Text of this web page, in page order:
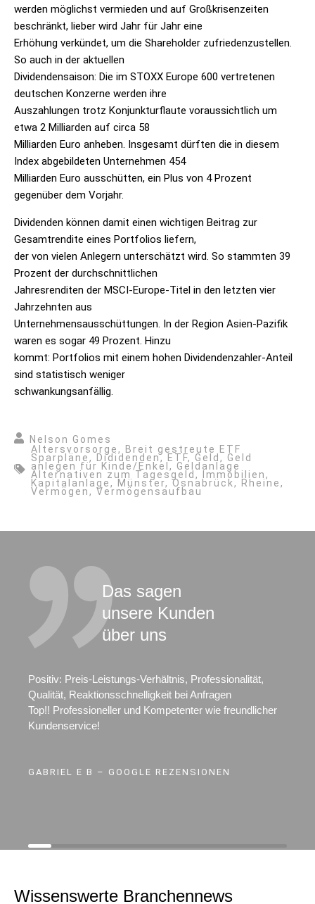
werden möglichst vermieden und auf Großkrisenzeiten
beschränkt, lieber wird Jahr für Jahr eine
Erhöhung verkündet, um die Shareholder zufriedenzustellen.
So auch in der aktuellen
Dividendensaison: Die im STOXX Europe 600 vertretenen
deutschen Konzerne werden ihre
Auszahlungen trotz Konjunkturflaute voraussichtlich um
etwa 2 Milliarden auf circa 58
Milliarden Euro anheben. Insgesamt dürften die in diesem
Index abgebildeten Unternehmen 454
Milliarden Euro ausschütten, ein Plus von 4 Prozent
gegenüber dem Vorjahr.
Dividenden können damit einen wichtigen Beitrag zur
Gesamtrendite eines Portfolios liefern,
der von vielen Anlegern unterschätzt wird. So stammten 39
Prozent der durchschnittlichen
Jahresrenditen der MSCI-Europe-Titel in den letzten vier
Jahrzehnten aus
Unternehmensausschüttungen. In der Region Asien-Pazifik
waren es sogar 49 Prozent. Hinzu
kommt: Portfolios mit einem hohen Dividendenzahler-Anteil
sind statistisch weniger
schwankungsanfällig.
Nelson Gomes
Altersvorsorge , Breit gestreute ETF
Sparpläne , Dididenden, ETF, Geld , Geld
anlegen für Kinde/Enkel , Geldanlage
Alternativen zum Tagesgeld , Immobilien ,
Kapitalanlage , Münster,Osnabrück , Rheine ,
Vermögen , Vermögensaufbau
Das sagen
unsere Kunden
über uns
Positiv: Preis-Leistungs-Verhältnis, Professionalität,
Qualität, Reaktionsschnelligkeit bei Anfragen
Top!! Professioneller und Kompetenter wie freundlicher
Kundenservice!
GABRIEL E B – GOOGLE REZENSIONEN
Wissenswerte Branchennews